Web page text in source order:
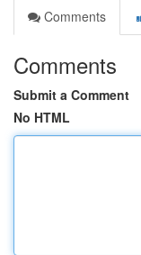
Comments
Comments
Submit a Comment
No HTML